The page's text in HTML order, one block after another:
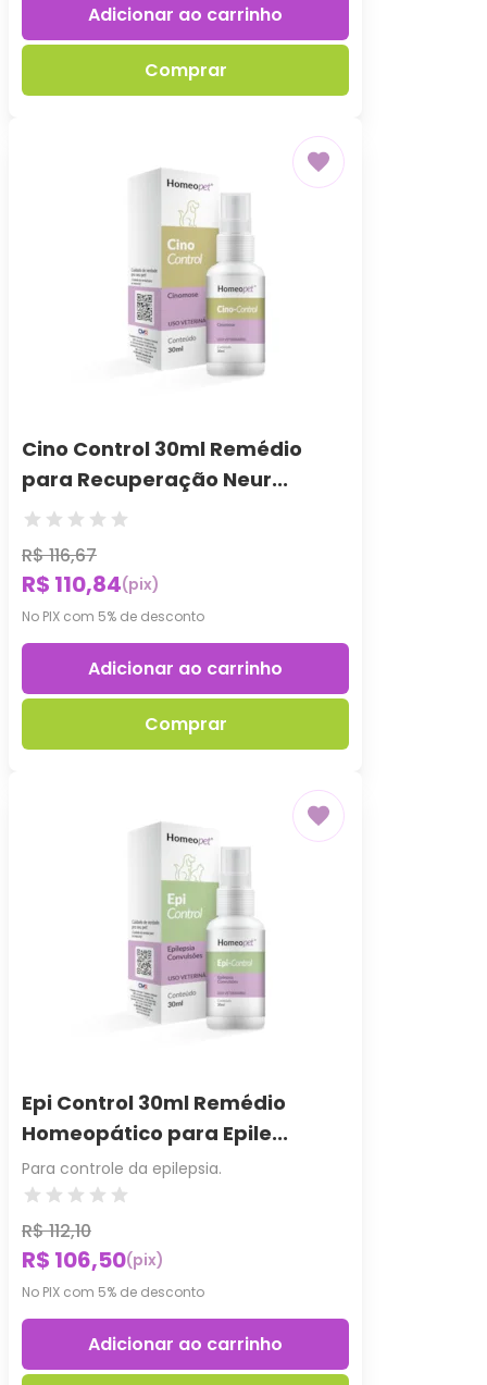
Adicionar ao carrinho
Comprar
Cino Control 30ml Remédio
para Recuperação Neur...
R$ 116,67
R$ 110,84(pix)
No PIX com 5% de desconto
Adicionar ao carrinho
Comprar
Epi Control 30ml Remédio
Homeopático para Epile...
Para controle da epilepsia.
R$ 112,10
R$ 106,50(pix)
No PIX com 5% de desconto
Adicionar ao carrinho